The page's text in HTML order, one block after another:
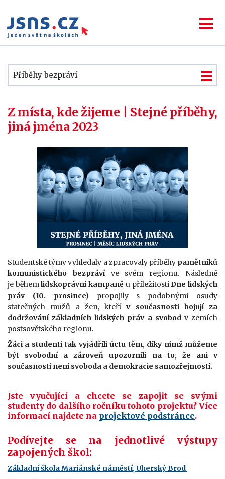
Příběhy bezpráví
Z místa, kde žijeme | Stejné příběhy,
jiná jména 2023
Studentské týmy vyhledaly a zpracovaly příběhy pamětníků
komunistického bezprávíve svém regionu. Následně
je běhemlidskoprávní kampaně u příležitosti Dne lidských
práv (10. prosince) propojily s podobnými osudy
statečných mužů a žen, kteřív současnosti bojují za
dodržování základních lidských práv a svobodv zemích
postsovětského regionu.
Žáci a studenti tak vyjádřili úctu těm, díky nimž můžeme
být svobodní a zároveň upozornili na to, že ani v
současnosti není svoboda a demokracie samozřejmostí.
Jste vyučující a chcete se zapojit se svými
studenty do dalšího ročníku tohoto projektu? Více
informací najdete na projektové podstránce.
Podívejte se na jednotlivé výstupy
zapojených škol:
Základní škola Mariánské náměstí, Uherský Brod